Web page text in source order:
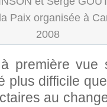
Paix organisée à
2008
première vue
plus difficile
au